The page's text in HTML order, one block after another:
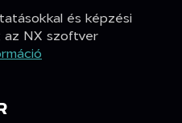
és képzési
NX szoftver